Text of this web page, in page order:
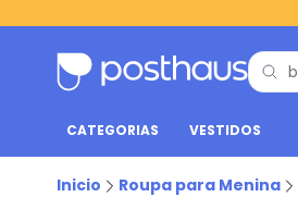
CATEGORIAS VESTIDOS
Inicio Roupa para Menina